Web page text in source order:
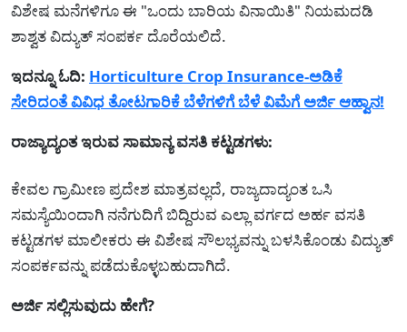
ವಿಶೇಷ ಮನೆಗಳಿಗೂ ಈ "ಒಂದು ಬಾರಿಯ ವಿನಾಯಿತಿ" ನಿಯಮದಡಿ
ಶಾಶ್ವತ ವಿದ್ಯುತ್ ಸಂಪರ್ಕ ದೊರೆಯಲಿದೆ.
ಇದನ್ನೂ ಓದಿ: Horticulture Crop Insurance-ಅಡಿಕೆ
ಸೇರಿದಂತೆ ವಿವಿಧ ತೋಟಗಾರಿಕೆ ಬೆಳೆಗಳಿಗೆ ಬೆಳೆ ವಿಮೆಗೆ ಅರ್ಜಿ ಆಹ್ವಾನ!
ರಾಜ್ಯಾದ್ಯಂತ ಇರುವ ಸಾಮಾನ್ಯ ವಸತಿ ಕಟ್ಟಡಗಳು:
ಕೇವಲ ಗ್ರಾಮೀಣ ಪ್ರದೇಶ ಮಾತ್ರವಲ್ಲದೆ, ರಾಜ್ಯದಾದ್ಯಂತ ಒಸಿ
ಸಮಸ್ಯೆಯಿಂದಾಗಿ ನನೆಗುದಿಗೆ ಬಿದ್ದಿರುವ ಎಲ್ಲಾ ವರ್ಗದ ಅರ್ಹ ವಸತಿ
ಕಟ್ಟಡಗಳ ಮಾಲೀಕರು ಈ ವಿಶೇಷ ಸೌಲಭ್ಯವನ್ನು ಬಳಸಿಕೊಂಡು ವಿದ್ಯುತ್‌
ಸಂಪರ್ಕವನ್ನು ಪಡೆದುಕೊಳ್ಳಬಹುದಾಗಿದೆ.
ಅರ್ಜಿ ಸಲ್ಲಿಸುವುದು ಹೇಗೆ?